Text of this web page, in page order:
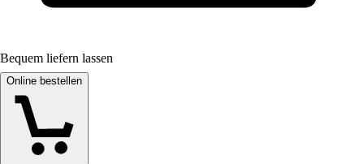
Bequem liefern lassen
Online bestellen